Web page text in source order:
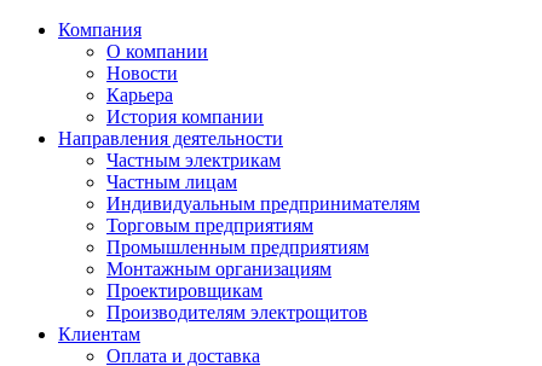
Компания
О компании
Новости
Карьера
История компании
Направления деятельности
Частным электрикам
Частным лицам
Индивидуальным предпринимателям
Торговым предприятиям
Промышленным предприятиям
Монтажным организациям
Проектировщикам
Производителям электрощитов
Клиентам
Оплата и доставка